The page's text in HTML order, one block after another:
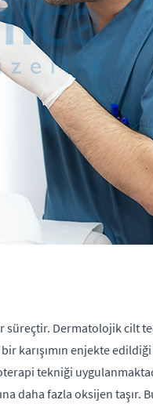
Dermatolojik cilt
karışımın enjekte
tekniği
daha fazla oksijen